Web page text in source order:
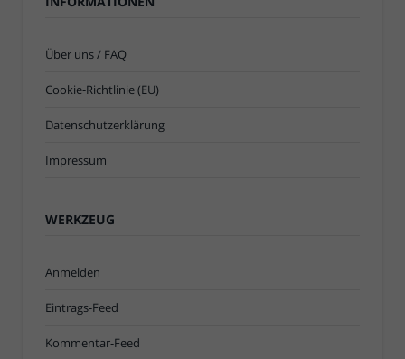
Über uns / FAQ
Cookie-Richtlinie (EU)
Datenschutzerklärung
Impressum
WERKZEUG
Anmelden
Eintrags-Feed
Kommentar-Feed